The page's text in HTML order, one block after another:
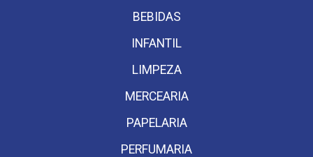
BEBIDAS
INFANTIL
LIMPEZA
MERCEARIA
PAPELARIA
PERFUMARIA